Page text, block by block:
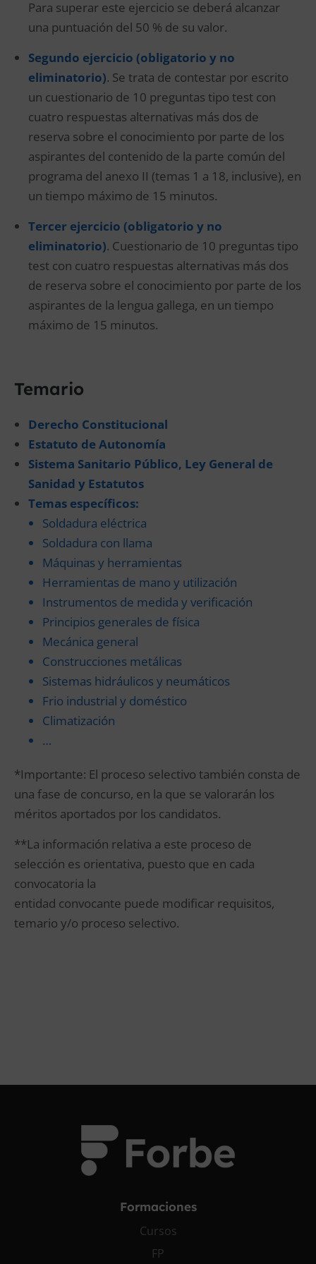
Para superar este ejercicio se deberá alcanzar
una puntuación del 50 % de su valor.
Segundo ejercicio (obligatorio y no
eliminatorio). Se trata de contestar por escrito
un cuestionario de 10 preguntas tipo test con
cuatro respuestas alternativas más dos de
reserva sobre el conocimiento por parte de los
aspirantes del contenido de la parte común del
programa del anexo II (temas 1 a 18, inclusive), en
un tiempo máximo de 15 minutos.
Tercer ejercicio (obligatorio y no
eliminatorio). Cuestionario de 10 preguntas tipo
test con cuatro respuestas alternativas más dos
de reserva sobre el conocimiento por parte de los
aspirantes de la lengua gallega, en un tiempo
máximo de 15 minutos.
Temario
Derecho Constitucional
Estatuto de Autonomía
Sistema Sanitario Público, Ley General de
Sanidad y Estatutos
Temas específicos:
Soldadura eléctrica
Soldadura con llama
Máquinas y herramientas
Herramientas de mano y utilización
Instrumentos de medida y verificación
Principios generales de física
Mecánica general
Construcciones metálicas
Sistemas hidráulicos y neumáticos
Frio industrial y doméstico
Climatización
…
*Importante: El proceso selectivo también consta de
una fase de concurso, en la que se valorarán los
méritos aportados por los candidatos.
**La información relativa a este proceso de
selección es orientativa, puesto que en cada
convocatoria la
entidad convocante puede modificar requisitos,
temario y/o proceso selectivo.
Formaciones
Cursos
FP